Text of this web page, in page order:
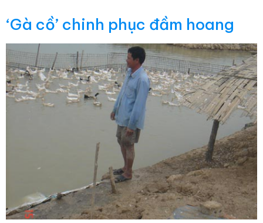
‘Gà cồ’ chinh phục đầm hoang